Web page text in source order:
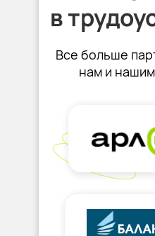
в
Все больше
нам и